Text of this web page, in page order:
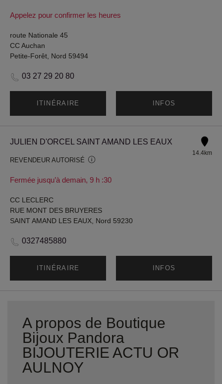
Appelez pour confirmer les heures
route Nationale 45
CC Auchan
Petite-Forêt, Nord 59494
03 27 29 20 80
ITINÉRAIRE INFOS
JULIEN D'ORCEL SAINT AMAND LES EAUX
REVENDEUR AUTORISÉ
Fermée jusqu’à demain, 9 h :30
14.4km
CC LECLERC
RUE MONT DES BRUYERES
SAINT AMAND LES EAUX, Nord 59230
0327485880
ITINÉRAIRE INFOS
A propos de Boutique
Bijoux Pandora
BIJOUTERIE ACTU OR
AULNOY